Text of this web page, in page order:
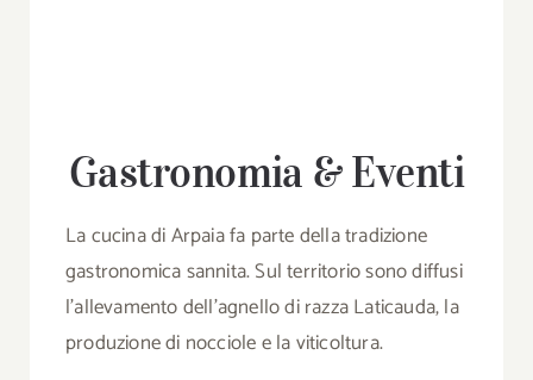
Gastronomia & Eventi
La cucina di Arpaia fa parte della tradizione
gastronomica sannita. Sul territorio sono diffusi
l’allevamento dell’agnello di razza Laticauda, la
produzione di nocciole e la viticoltura.